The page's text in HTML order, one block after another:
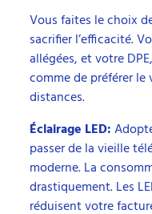
Vous faites le choix
sacrifier l’efficacité.
allégées, et votre
comme de préférer
distances.
Éclairage LED:
passer de la vieille
moderne. La
drastiquement. Les
réduisent votre